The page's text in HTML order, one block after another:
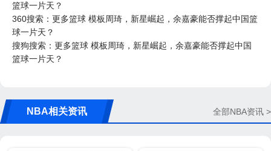
篮球一片天？
360搜索：更多篮球 模板周琦，新星崛起，余嘉豪能否撑起中国篮
球一片天？
搜狗搜索：更多篮球 模板周琦，新星崛起，余嘉豪能否撑起中国
篮球一片天？
NBA相关资讯 全部NBA资讯 >